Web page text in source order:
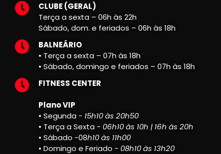
CLUBE (GERAL)
Terça a sexta – 06h às 22h
Sábado, dom. e feriados – 06h às 18h
BALNEÁRIO
• Terça a sexta – 07h às 18h
• Sábado, domingo e feriados – 07h às 18h
FITNESS CENTER
Plano VIP
• Segunda - 15h10 às 20h50
• Terça a Sexta - 06h10 às 10h | 16h às 20h
• Sábado -08h10 às 11h00
• Domingo e Feriado - 08h10 às 13h20